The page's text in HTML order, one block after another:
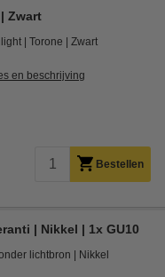
Zwart
Torone Zwart
en beschrijving
Bestellen
| Nikkel | 1x GU10
lichtbron
Nikkel